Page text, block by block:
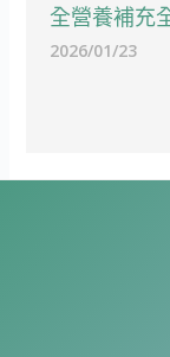
全營養補充
2026/01/23